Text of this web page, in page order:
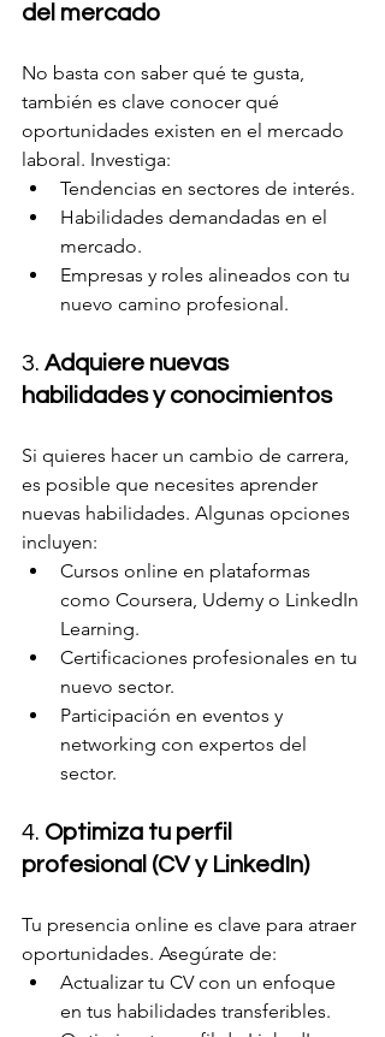
del mercado
No basta con saber qué te gusta,
también es clave conocer qué
oportunidades existen en el mercado
laboral. Investiga:
Tendencias en sectores de interés.
Habilidades demandadas en el
mercado.
Empresas y roles alineados con tu
nuevo camino profesional.
3. Adquiere nuevas
habilidades y conocimientos
Si quieres hacer un cambio de carrera,
es posible que necesites aprender
nuevas habilidades. Algunas opciones
incluyen:
Cursos online en plataformas
como Coursera, Udemy o LinkedIn
Learning.
Certificaciones profesionales en tu
nuevo sector.
Participación en eventos y
networking con expertos del
sector.
4. Optimiza tu perfil
profesional (CV y LinkedIn)
Tu presencia online es clave para atraer
oportunidades. Asegúrate de:
Actualizar tu CV con un enfoque
en tus habilidades transferibles.